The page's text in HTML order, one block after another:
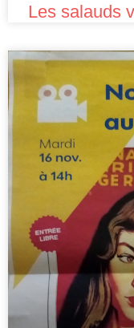
Les salauds